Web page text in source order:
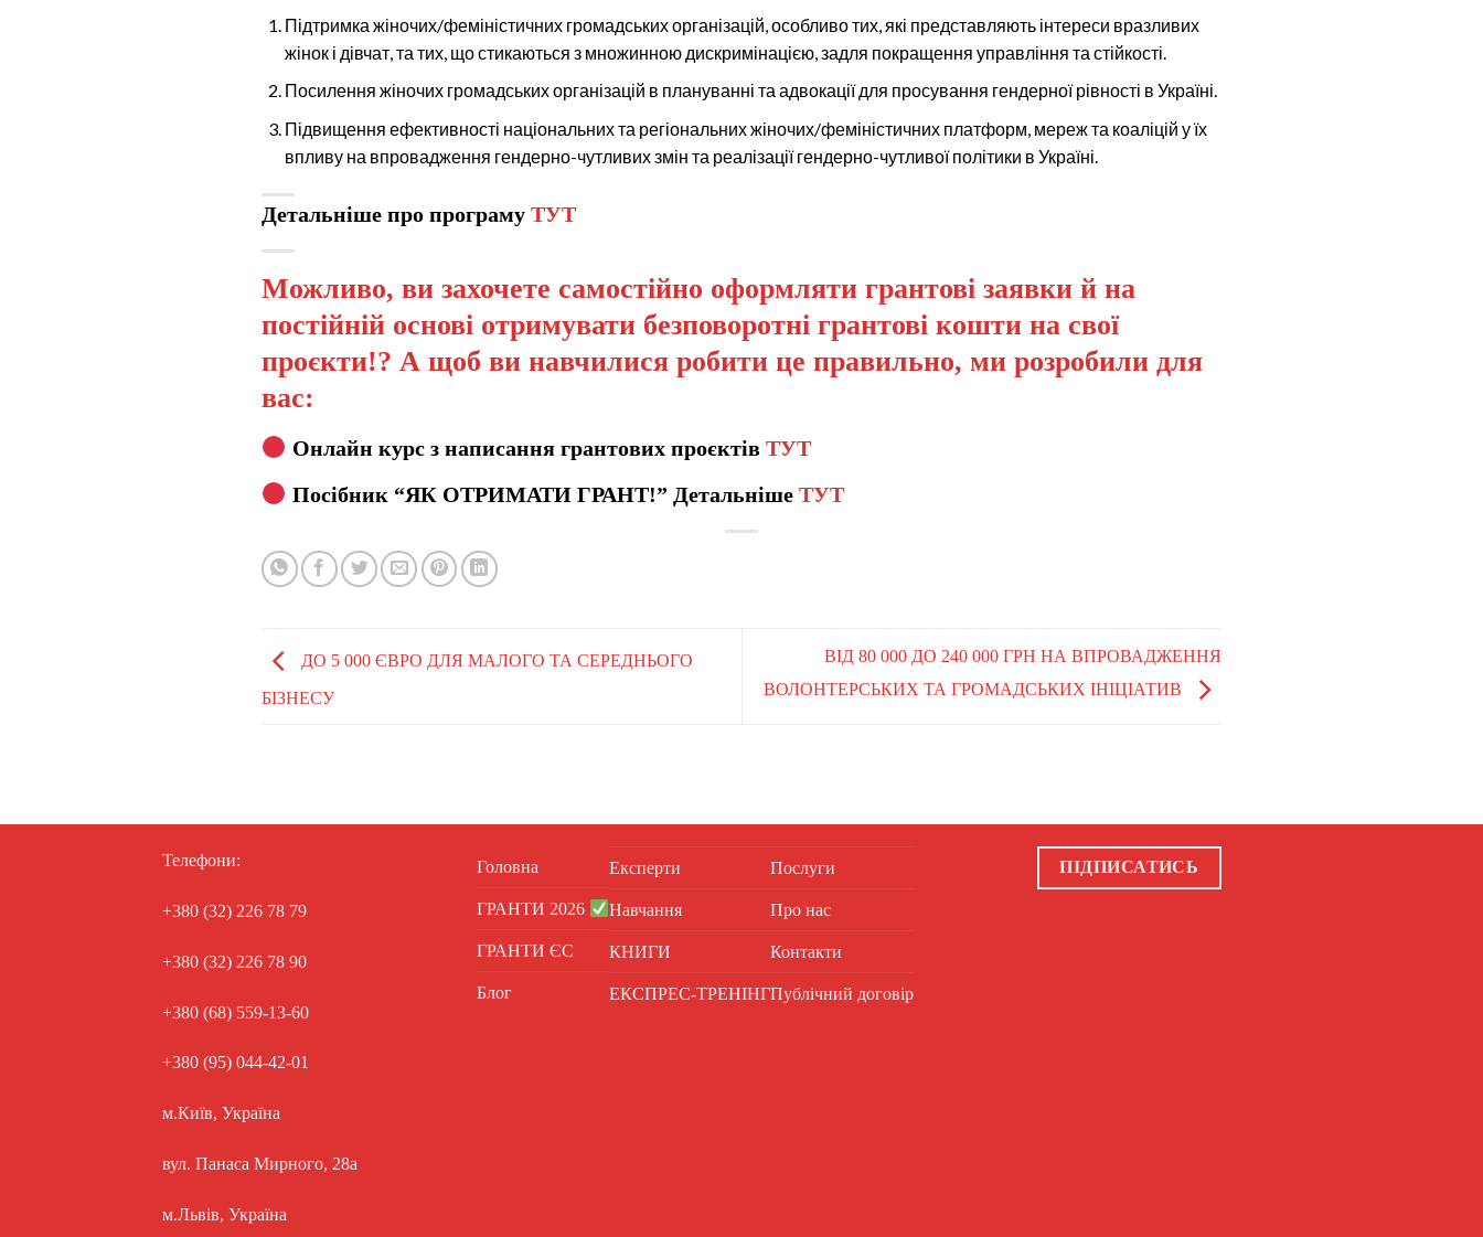
Підтримка жіночих/феміністичних громадських організацій, особливо тих, які представляють інтереси вразливих
жінок і дівчат, та тих, що стикаються з множинною дискримінацією, задля покращення управління та стійкості.
Посилення жіночих громадських організацій в плануванні та адвокації для просування гендерної рівності в Україні.
Підвищення ефективності національних та регіональних жіночих/феміністичних платформ, мереж та коаліцій у їх
впливу на впровадження гендерно-чутливих змін та реалізації гендерно-чутливої політики в Україні.
Детальніше про програму ТУТ
Можливо, ви захочете самостійно оформляти грантові заявки й на
постійній основі отримувати безповоротні грантові кошти на свої
проєкти!? А щоб ви навчилися робити це правильно, ми розробили для
вас:
Онлайн курс з написання грантових проєктів ТУТ
Посібник “ЯК ОТРИМАТИ ГРАНТ!” Детальніше ТУТ
ДО 5 000 ЄВРО ДЛЯ МАЛОГО ТА СЕРЕДНЬОГО
БІЗНЕСУ
ВІД 80 000 ДО 240 000 ГРН НА ВПРОВАДЖЕННЯ
ВОЛОНТЕРСЬКИХ ТА ГРОМАДСЬКИХ ІНІЦІАТИВ
Телефони:
+380 (32) 226 78 79
+380 (32) 226 78 90
+380 (68) 559-13-60
+380 (95) 044-42-01
м.Київ, Україна
вул. Панаса Мирного, 28а
м.Львів, Україна
Головна
ГРАНТИ 2026
ГРАНТИ ЄС
Блог
Експерти
Навчання
КНИГИ
ЕКСПРЕС-ТРЕНІНГ
Послуги
Про нас
Контакти
Публічний договір
ПІДПИСАТИСЬ